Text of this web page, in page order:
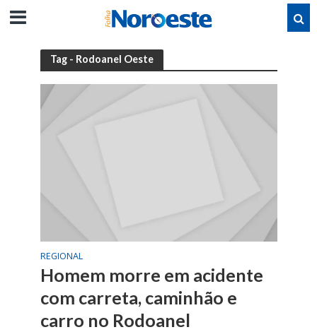
Tag - Rodoanel Oeste
REGIONAL
Homem morre em acidente
com carreta, caminhão e
carro no Rodoanel